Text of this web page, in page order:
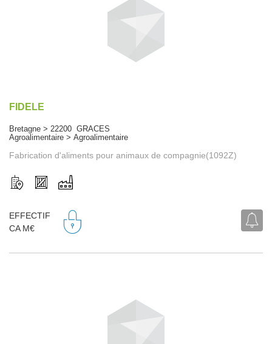
FIDELE
Bretagne > 22200 GRACES
Agroalimentaire > Agroalimentaire
Fabrication d'aliments pour animaux de compagnie(1092Z)
EFFECTIF
CA M€